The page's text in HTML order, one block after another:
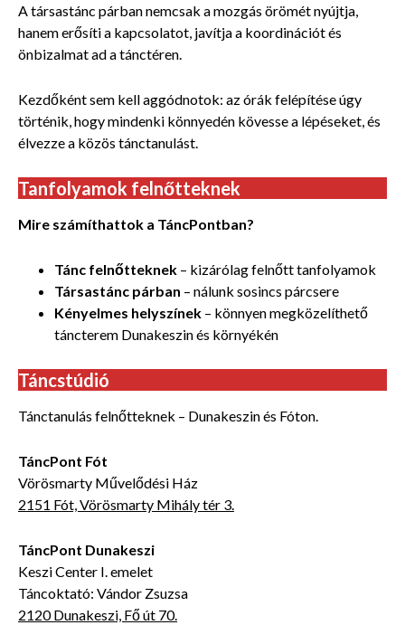
A társastánc párban nemcsak a mozgás örömét nyújtja,
hanem erősíti a kapcsolatot, javítja a koordinációt és
önbizalmat ad a tánctéren.
Kezdőként sem kell aggódnotok: az órák felépítése úgy
történik, hogy mindenki könnyedén kövesse a lépéseket, és
élvezze a közös tánctanulást.
Tanfolyamok felnőtteknek
Mire számíthattok a TáncPontban?
Tánc felnőtteknek – kizárólag felnőtt tanfolyamok
Társastánc párban – nálunk sosincs párcsere
Kényelmes helyszínek – könnyen megközelíthető
táncterem Dunakeszin és környékén
Táncstúdió
Tánctanulás felnőtteknek – Dunakeszin és Fóton.
TáncPont Fót
Vörösmarty Művelődési Ház
2151 Fót, Vörösmarty Mihály tér 3.
TáncPont Dunakeszi
Keszi Center I. emelet
Táncoktató: Vándor Zsuzsa
2120 Dunakeszi, Fő út 70.